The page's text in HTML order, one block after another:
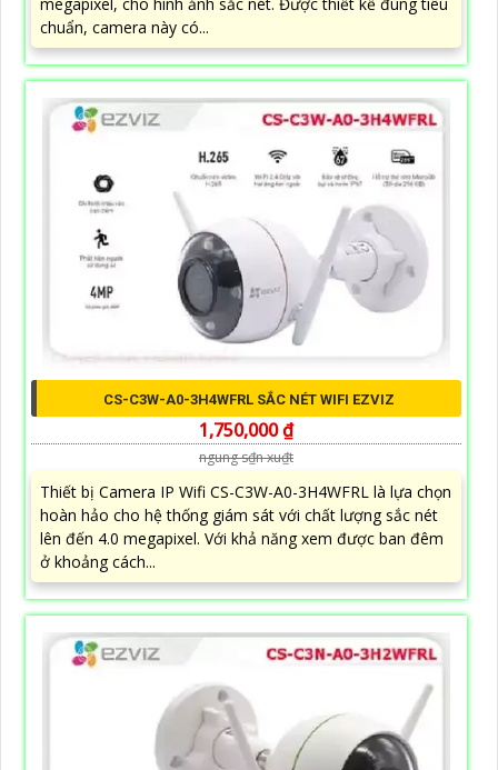
chuẩn, camera này có...
CS-C3W-A0-3H4WFRL SẮC NÉT WIFI EZVIZ
1,750,000 ₫
ngung s₫n xu₫t
Thiết bị Camera IP Wifi CS-C3W-A0-3H4WFRL là lựa chọn
hoàn hảo cho hệ thống giám sát với chất lượng sắc nét
lên đến 4.0 megapixel. Với khả năng xem được ban đêm
ở khoảng cách...